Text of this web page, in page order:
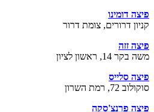
פיצה דומינו
קניון דרורים, צומת דרור
פיצה זזה
משה בקר 14, ראשון לציון
פיצה סלייס
סוקולוב 72, רמת השרון
פיצה פרנצ'סקה